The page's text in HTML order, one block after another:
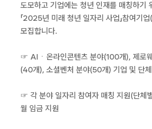
도모하고 기업에는 청년 인재를 매칭하기
「2025년 미래 청년 일자리 사업」참여기
모집합니다.
☞ AIㆍ온라인콘텐츠 분야(100개), 제로
(40개), 소셜벤처 분야(50개) 기업 및 단체
☞ 각 분야 일자리 참여자 매칭 지원(단체
월 임금 지원